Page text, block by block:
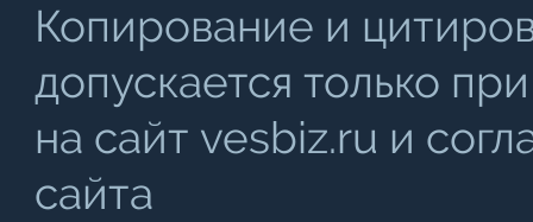
Копирование и
допускается только
на сайт vesbiz.ru и
сайта